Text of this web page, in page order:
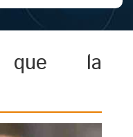
que la